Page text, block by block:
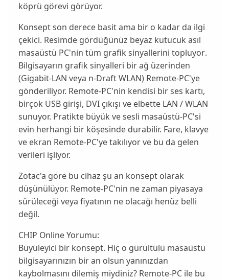
köprü görevi görüyor.
Konsept son derece basit ama bir o kadar da ilgi
çekici. Resimde gördüğünüz beyaz kutucuk asıl
masaüstü PC'nin tüm grafik sinyallerini topluyor.
Bilgisayarın grafik sinyalleri bir ağ üzerinden
(Gigabit-LAN veya n-Draft WLAN) Remote-PC'ye
gönderiliyor. Remote-PC'nin kendisi birses kartı,
birçok USB girişi, DVI çıkışı ve elbette LAN / WLAN
sunuyor. Pratikte büyük ve sesli masaüstü-PC'si
evin herhangi bir köşesinde durabilir. Fare, klavye
ve ekran Remote-PC'ye takılıyorve bu da gelen
verileri işliyor.
Zotac'a göre bu cihaz şu an konsept olarak
düşünülüyor. Remote-PC'nin ne zaman piyasaya
sürüleceği veya fiyatının ne olacağı henüz belli
değil.
CHIP Online Yorumu:
Büyüleyici bir konsept. Hiç o gürültülü masaüstü
bilgisayarınızın bir an olsun yanınızdan
kaybolmasını dilemiş miydiniz? Remote-PC ile bu